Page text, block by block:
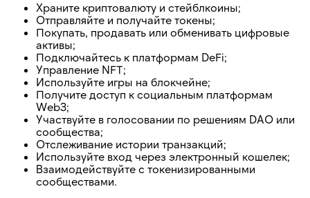
Храните криптовалюту и стейблкоины;
Отправляйте и получайте токены;
Покупать, продавать или обменивать цифровые
активы;
Подключайтесь к платформам DeFi;
Управление NFT;
Используйте игры на блокчейне;
Получите доступ к социальным платформам
Web3;
Участвуйте в голосовании по решениям DAO или
сообщества;
Отслеживание истории транзакций;
Используйте вход через электронный кошелек;
Взаимодействуйте с токенизированными
сообществами.